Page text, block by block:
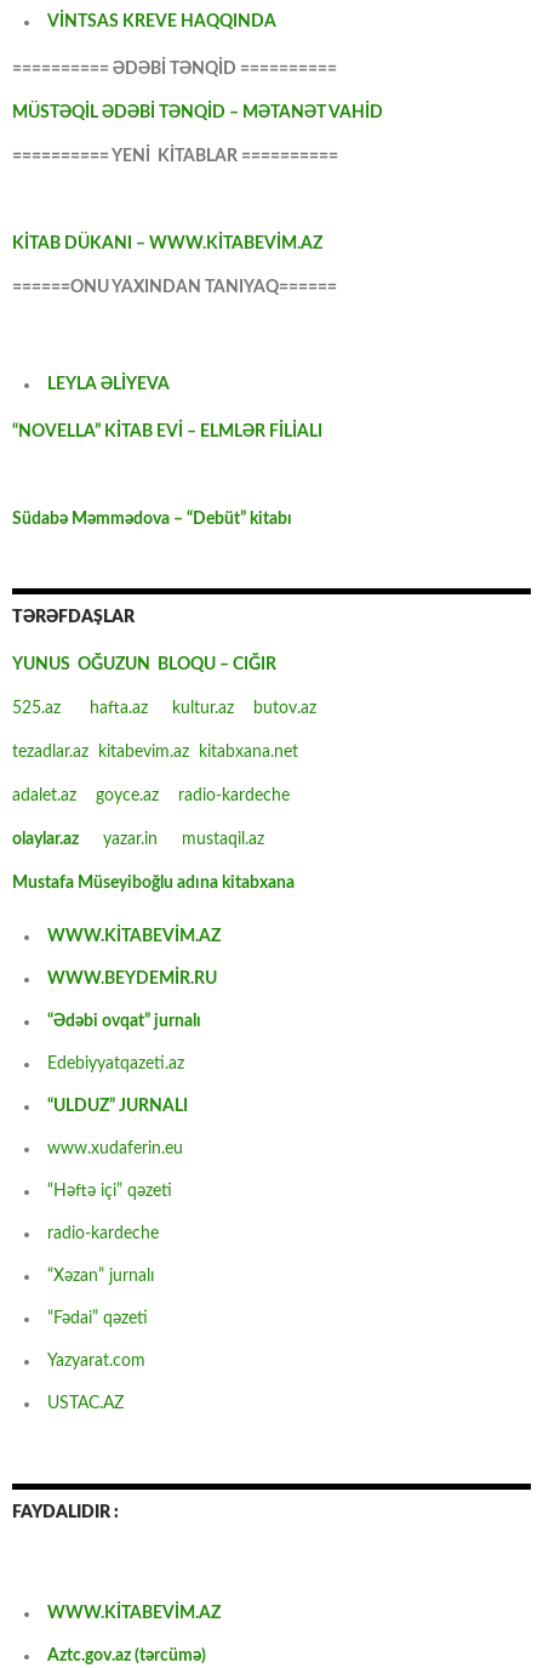
VİNTSAS KREVE HAQQINDA
========== ƏDƏBİ TƏNQİD ==========
MÜSTƏQİL ƏDƏBİ TƏNQİD – MƏTANƏT VAHİD
========== YENİ KİTABLAR ==========
KİTAB DÜKANI – WWW.KİTABEVİM.AZ
======ONU YAXINDAN TANIYAQ======
LEYLA ƏLİYEVA
“NOVELLA” KİTAB EVİ – ELMLƏR FİLİALI
Südabə Məmmədova – “Debüt” kitabı
TƏRƏFDAŞLAR
YUNUS OĞUZUN BLOQU – CIĞIR
525.az hafta.az kultur.az butov.az
tezadlar.az kitabevim.az kitabxana.net
adalet.az goyce.az radio-kardeche
olaylar.az yazar.in mustaqil.az
Mustafa Müseyiboğlu adına kitabxana
WWW.KİTABEVİM.AZ
WWW.BEYDEMİR.RU
“Ədəbi ovqat” jurnalı
Edebiyyatqazeti.az
“ULDUZ” JURNALI
www.xudaferin.eu
“Həftə içi” qəzeti
radio-kardeche
“Xəzan” jurnalı
“Fədai” qəzeti
Yazyarat.com
USTAC.AZ
FAYDALIDIR :
WWW.KİTABEVİM.AZ
Aztc.gov.az (tərcümə)